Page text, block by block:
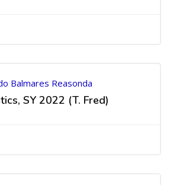
Balmares Reasonda
SY 2022 (T. Fred)